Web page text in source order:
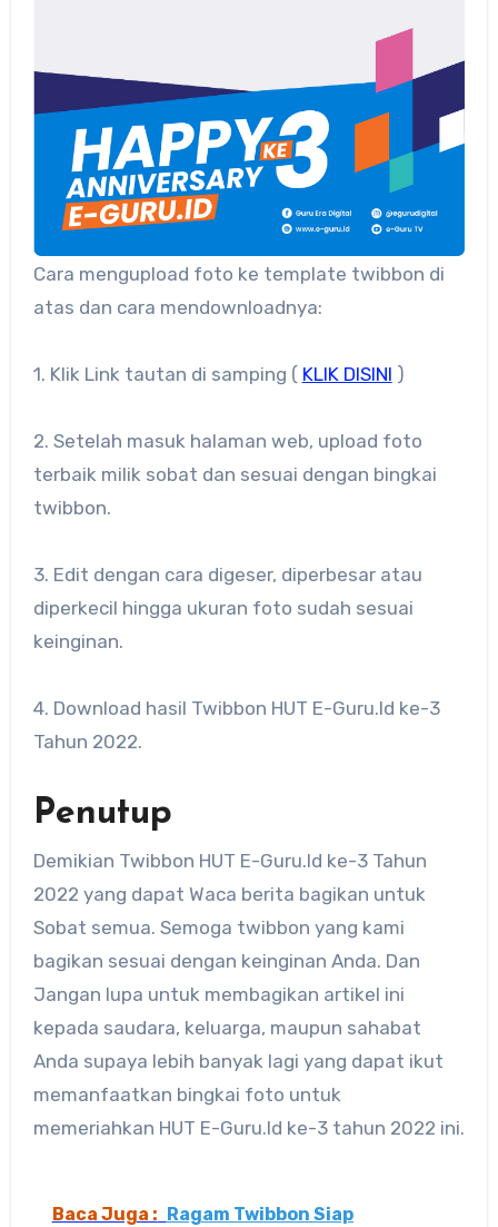
Cara mengupload foto ke template twibbon di
atas dan cara mendownloadnya:
1. Klik Link tautan di samping ( KLIK DISINI )
2. Setelah masuk halaman web, upload foto
terbaik milik sobat dan sesuai dengan bingkai
twibbon.
3. Edit dengan cara digeser, diperbesar atau
diperkecil hingga ukuran foto sudah sesuai
keinginan.
4. Download hasil Twibbon HUT E-Guru.Id ke-3
Tahun 2022.
Penutup
Demikian Twibbon HUT E-Guru.Id ke-3 Tahun
2022 yang dapat Waca berita bagikan untuk
Sobat semua. Semoga twibbon yang kami
bagikan sesuai dengan keinginan Anda. Dan
Jangan lupa untuk membagikan artikel ini
kepada saudara, keluarga, maupun sahabat
Anda supaya lebih banyak lagi yang dapat ikut
memanfaatkan bingkai foto untuk
memeriahkan HUT E-Guru.Id ke-3 tahun 2022 ini.
Baca Juga :
Ragam Twibbon Siap